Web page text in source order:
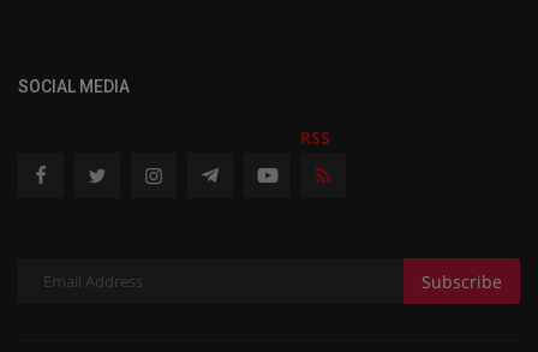
SOCIAL MEDIA
RSS
Subscribe